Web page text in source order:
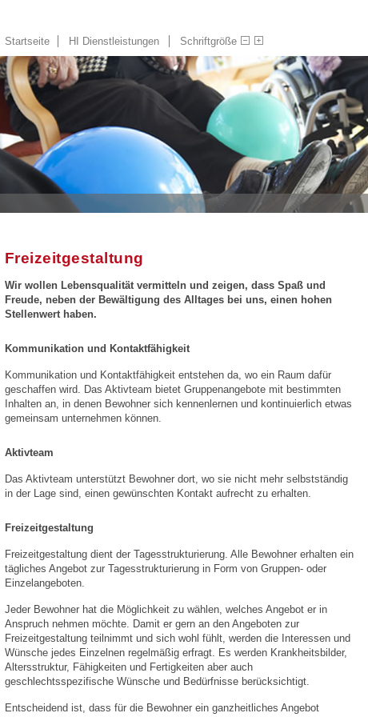
Startseite HI Dienstleistungen Schriftgröße
Freizeitgestaltung
Wir wollen Lebensqualität vermitteln und zeigen, dass Spaß und
Freude, neben der Bewältigung des Alltages bei uns, einen hohen
Stellenwert haben.
Kommunikation und Kontaktfähigkeit
Kommunikation und Kontaktfähigkeit entstehen da, wo ein Raum dafür
geschaffen wird. Das Aktivteam bietet Gruppenangebote mit bestimmten
Inhalten an, in denen Bewohner sich kennenlernen und kontinuierlich etwas
gemeinsam unternehmen können.
Aktivteam
Das Aktivteam unterstützt Bewohner dort, wo sie nicht mehr selbstständig
in der Lage sind, einen gewünschten Kontakt aufrecht zu erhalten.
Freizeitgestaltung
Freizeitgestaltung dient der Tagesstrukturierung. Alle Bewohner erhalten ein
tägliches Angebot zur Tagesstrukturierung in Form von Gruppen- oder
Einzelangeboten.
Jeder Bewohner hat die Möglichkeit zu wählen, welches Angebot er in
Anspruch nehmen möchte. Damit er gern an den Angeboten zur
Freizeitgestaltung teilnimmt und sich wohl fühlt, werden die Interessen und
Wünsche jedes Einzelnen regelmäßig erfragt. Es werden Krankheitsbilder,
Altersstruktur, Fähigkeiten und Fertigkeiten aber auch
geschlechtsspezifische Wünsche und Bedürfnisse berücksichtigt.
Entscheidend ist, dass für die Bewohner ein ganzheitliches Angebot